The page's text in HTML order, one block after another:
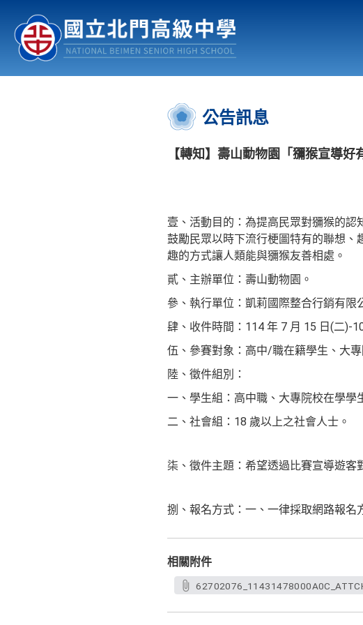
認識北中 行事曆
:::
公告訊息
【轉知】壽山動物園「獼猴宣導
壹、活動目的：為提高民眾對獼猴的認
鼓勵民眾以時下流行梗圖特有的聯想、
趣的方式讓人類能與獼猴友善相處。
貳、主辦單位：壽山動物園。
參、執行單位：凱莉國際整合行銷有限
肆、收件時間： 114 年 7 月 15 日 (二)-
伍、參賽對象：高中/職在籍學生、大專
陸、徵件組別：
一、學生組：高中職、大專院校在學學
二、社會組： 18 歲以上之社會人士。
柒、徵件主題：希望透過比賽宣導遊客
捌、報名方式：一、一律採取網路報名
相關附件